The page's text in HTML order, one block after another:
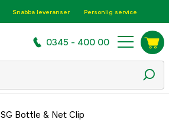
Snabba leveranser Personlig service
0345 - 400 00
SG Bottle & Net Clip